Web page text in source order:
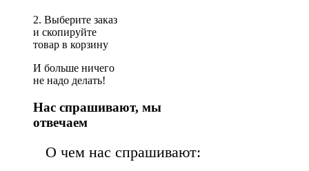
2. Выберите заказ
и скопируйте
товар в корзину
И больше ничего
не надо делать!
Нас спрашивают, мы
отвечаем
О чем нас спрашивают: